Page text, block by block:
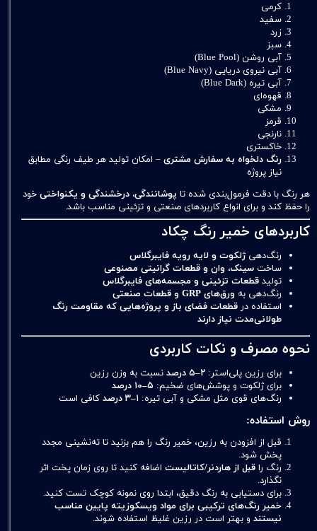
کرمی
سفید
زرد
سبز
آبی روشن (Blue Pool)
آبی نیروی دریایی (Blue Navy)
آبی تیره (Blue Dark)
قهوه‌ای
مشکی
قرمز
نارنجی
خاکستری
رنگ دلخواه به سفارش مشتری – امکان تولید هر طیف رنگی مطابق
نیاز پروژه
هر رنگ با دقت فرمول‌بندی شده تا پوشانندگی، درخشندگی و یکنواختی خود
را حفظ کند و برای انواع کاربردهای صنعتی و تزئینی مناسب باشد.
کاربردهای خمیر رنگ چکاد
رنگ‌دهی ژلکوت و لایه رویه فایبرگلاس
ساخت سینک، وان و قطعات گرانیتی مصنوعی
تولید قطعات تزئینی و مجسمه‌های فایبرگلاس
رنگ‌دهی به ورق‌های GRP و قطعات صنعتی
استفاده در قطعات فضای باز و پروژه‌هایی که مقاومت رنگ
طولانی‌مدت نیاز دارند
نحوه مصرف و نکات کاربردی
برای رزین پلی‌استر: ۲–۵ درصد
نسبت به وزن رزین
برای ژلکوت و پوشش‌های ضخیم: ۵–۱۰ درصد
رنگ‌های قوی مثل مشکی و آبی تیره: ۱–۳ درصد کافی است
روش استفاده:
قبل از افزودن به رزین، خمیر رنگ را هم بزنید تا ته‌نشینی مجدد
پخش شود.
رنگ را قبل از هاردنر/کاتالیست اضافه کنید تا روی زمان پخت اثر
نگذارد.
برای دستیابی به رنگ دقیق، ابتدا روی نمونه کوچک تست کنید.
خمیر رنگ‌های ترکیبی برای مواد ویسکوزیته پایین مناسب
نیستند و بهتر است در رزین غلیظ استفاده شوند.